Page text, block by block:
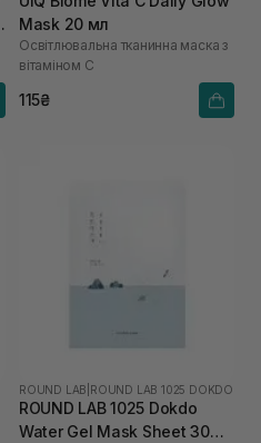
Mask 20 мл
Освітлювальна тканинна маска з
вітаміном C
115₴
ROUND LAB ROUND LAB 1025 DOKDO
ROUND LAB 1025 Dokdo
Water Gel Mask Sheet 30